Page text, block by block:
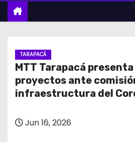
TARAPACÁ
MTT Tarapacá
proyectos ante
infraestructura del
Jun 16, 2026